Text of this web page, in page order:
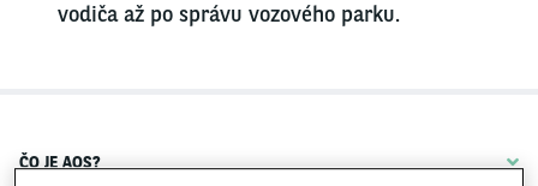
vodiča až po správu vozového parku.
ČO JE AOS?
Informácie Pre Vodičov